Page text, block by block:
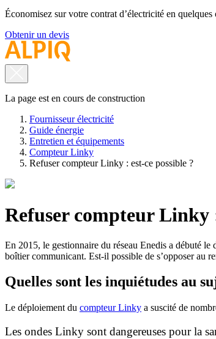
Économisez sur votre contrat d’électricité en quelques
Obtenir un devis
La page est en cours de construction
Fournisseur électricité
Guide énergie
Entretien et équipements
Compteur Linky
Refuser compteur Linky : est-ce possible ?
Refuser compteur Linky
En 2015, le gestionnaire du réseau Enedis a débuté
boîtier communicant. Est-il possible de s’opposer au
Quelles sont les inquiétudes au
Le déploiement du compteur Linky a suscité de
Les ondes Linky sont dangereuses pour la